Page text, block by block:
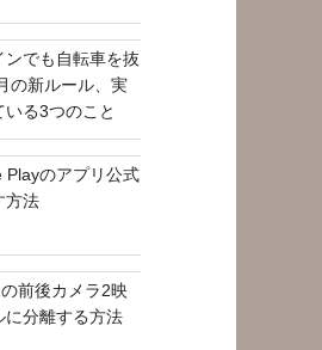
でも自転車を抜
の新ルール、実
る3つのこと
Playのアプリ公式
方法
前後カメラ2映
に分離する方法